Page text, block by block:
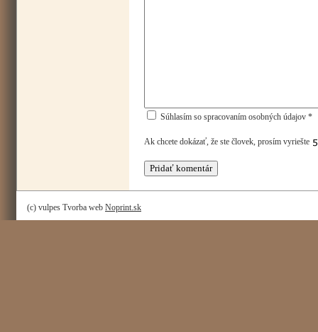
Súhlasím so spracovaním osobných údajov *
Ak chcete dokázať, že ste človek, prosím vyriešte
(c) vulpes Tvorba web Noprint.sk